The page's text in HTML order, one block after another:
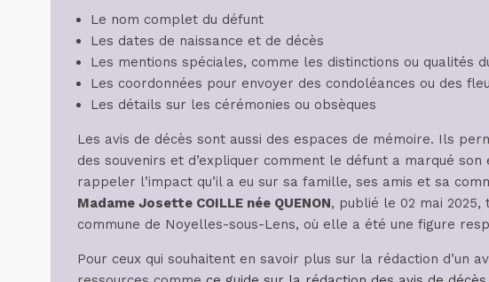
Le nom complet du défunt
Les dates de naissance et de décès
Les mentions spéciales, comme les distinctions ou qualités
Les coordonnées pour envoyer des condoléances ou des
Les détails sur les cérémonies ou obsèques
Les avis de décès sont aussi des espaces de mémoire. Ils
des souvenirs et d’expliquer comment le défunt a marqué son
rappeler l’impact qu’il a eu sur sa famille, ses amis et sa
Madame Josette COILLE née QUENON, publié le 02 mai 2025,
commune de Noyelles-sous-Lens, où elle a été une figure
Pour ceux qui souhaitent en savoir plus sur la rédaction d’un